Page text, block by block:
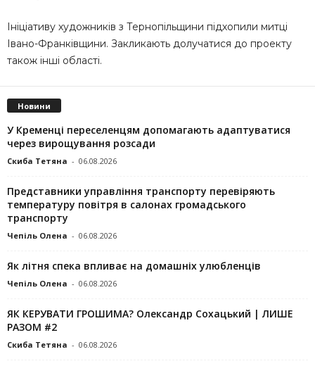
Ініціативу художників з Тернопільщини підхопили митці
Івано-Франківщини. Закликають долучатися до проекту
також інші області.
Новини
У Кременці переселенцям допомагають адаптуватися
через вирощування розсади
Скиба Тетяна - 06.08.2026
Представники управління транспорту перевіряють
температуру повітря в салонах громадського
транспорту
Чепіль Олена - 06.08.2026
Як літня спека впливає на домашніх улюбленців
Чепіль Олена - 06.08.2026
ЯК КЕРУВАТИ ГРОШИМА? Олександр Сохацький | ЛИШЕ
РАЗОМ #2
Скиба Тетяна - 06.08.2026